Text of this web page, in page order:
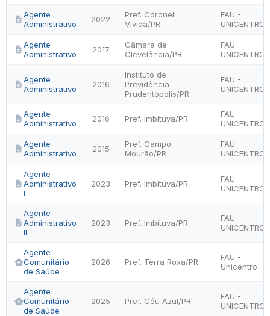
Agente
Administrativo
2022
Pref. Coronel
Vivida/PR
FAU -
UNICENTRO
Agente
Administrativo
2017
Câmara de
Clevelândia/PR
FAU -
UNICENTRO
Agente
Administrativo
2016
Instituto de
Previdência -
Prudentópolis/PR
FAU -
UNICENTRO
Agente
Administrativo
2016 Pref. Imbituva/PR
FAU -
UNICENTRO
Agente
Administrativo
2015
Pref. Campo
Mourão/PR
FAU -
UNICENTRO
Agente
Administrativo
I
2023 Pref. Imbituva/PR
FAU -
UNICENTRO
Agente
Administrativo
II
2023 Pref. Imbituva/PR
FAU -
UNICENTRO
Agente
Comunitário
de Saúde
2026 Pref. Terra Roxa/PR
FAU -
Unicentro
Agente
Comunitário
de Saúde
2025 Pref. Céu Azul/PR
FAU -
UNICENTRO